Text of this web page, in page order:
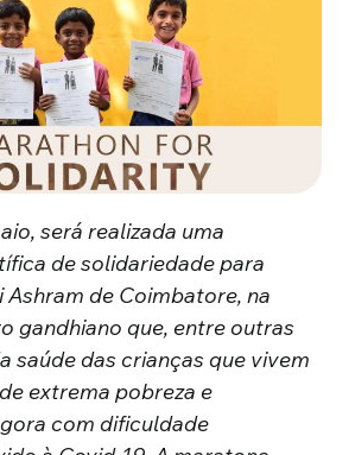
será realizada uma
de solidariedade para
Ashram de Coimbatore, na
gandhiano que, entre outras
saúde das crianças que vivem
extrema pobreza e
com dificuldade